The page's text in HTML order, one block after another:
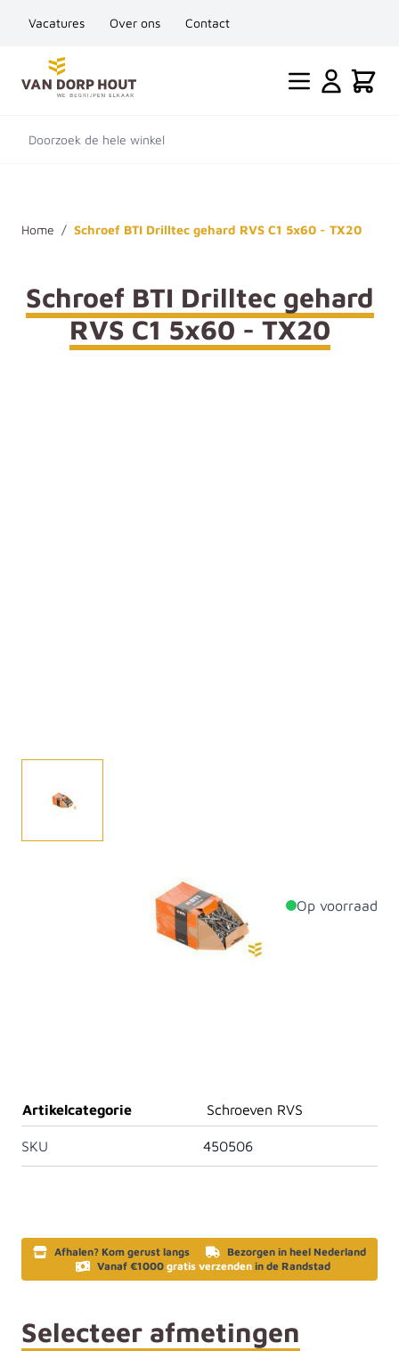
Vacatures Over ons Contact
Ga naar de inhoud
Cart
Doorzoek de hele winkel
Home / Schroef BTI Drilltec gehard RVS C1 5x60 - TX20
Schroef BTI Drilltec gehard
RVS C1 5x60 - TX20
Op voorraad
Productdetails
Artikelcategorie
Schroeven RVS
SKU 450506
Afhalen? Kom gerust langs
Bezorgen in heel Nederland
Vanaf €1000 gratis verzenden in de Randstad
Selecteer afmetingen